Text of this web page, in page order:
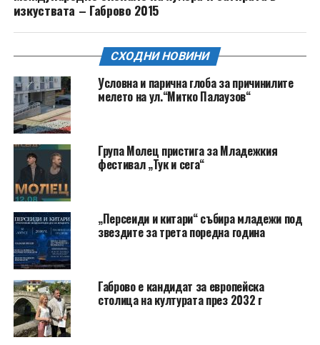
изкуствата – Габрово 2015
СХОДНИ НОВИНИ
Условна и парична глоба за причинилите
мелето на ул.“Митко Палаузов“
Група Молец пристига за Младежкия
фестивал „Тук и сега“
„Персеиди и китари“ събира младежи под
звездите за трета поредна година
Габрово е кандидат за европейска
столица на културата през 2032 г